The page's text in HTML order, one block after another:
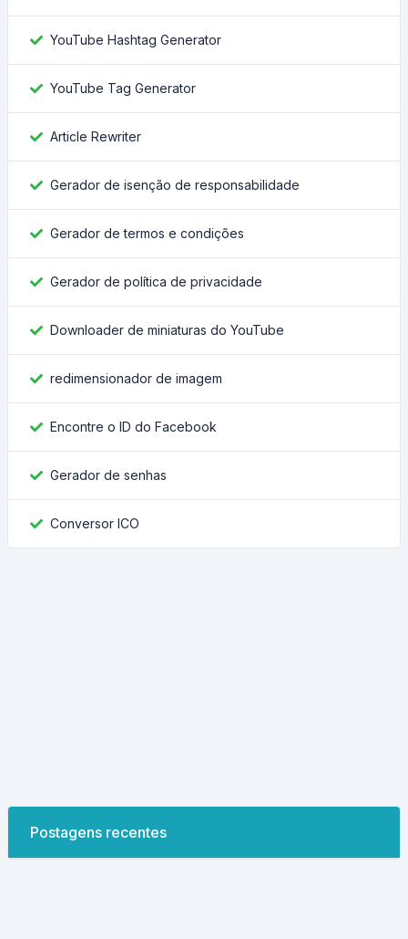
YouTube Hashtag Generator
YouTube Tag Generator
Article Rewriter
Gerador de isenção de responsabilidade
Gerador de termos e condições
Gerador de política de privacidade
Downloader de miniaturas do YouTube
redimensionador de imagem
Encontre o ID do Facebook
Gerador de senhas
Conversor ICO
Postagens recentes